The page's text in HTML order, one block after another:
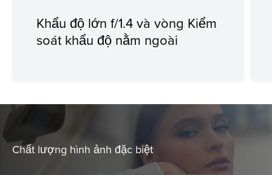
Khẩu độ lớn f/1.4 và vòng Kiểm
soát khẩu độ nằm ngoài
Chất lượng hình ảnh đặc biệt